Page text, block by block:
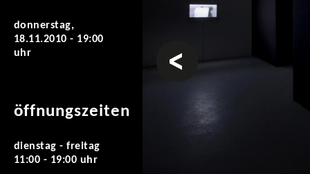
donnerstag,
18.11.2010 - 19:00
uhr
öffnungszeiten
dienstag - freitag
11:00 - 19:00 uhr